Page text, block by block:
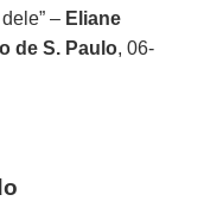
– Eliane
de S. Paulo, 06-